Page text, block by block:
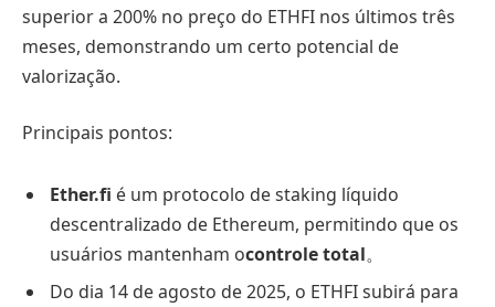
superior a 200% no preço do ETHFI nos últimos três
meses, demonstrando um certo potencial de
valorização.
Principais pontos:
Ether.fi é um protocolo de staking líquido
descentralizado de Ethereum, permitindo que os
usuários mantenham ocontrole total。
Do dia 14 de agosto de 2025, o ETHFI subirá para